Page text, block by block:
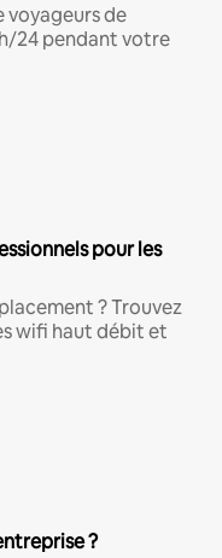
voyageurs de
24 pendant votre
pour les
? Trouvez
wifi haut débit et
?